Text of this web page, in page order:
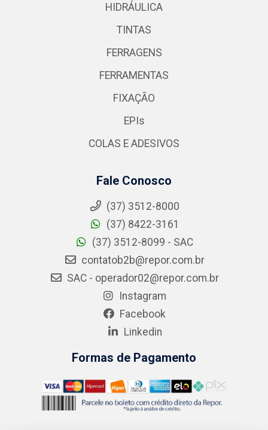
HIDRÁULICA
TINTAS
FERRAGENS
FERRAMENTAS
FIXAÇÃO
EPIs
COLAS E ADESIVOS
Fale Conosco
(37) 3512-8000
(37) 8422-3161
(37) 3512-8099 - SAC
contatob2b@repor.com.br
SAC - operador02@repor.com.br
Instagram
Facebook
Linkedin
Formas de Pagamento